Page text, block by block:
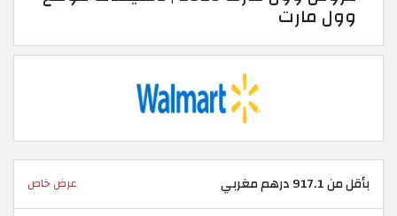
وول مارت
بأقل من 917.1 درهم مغربي عرض خاص